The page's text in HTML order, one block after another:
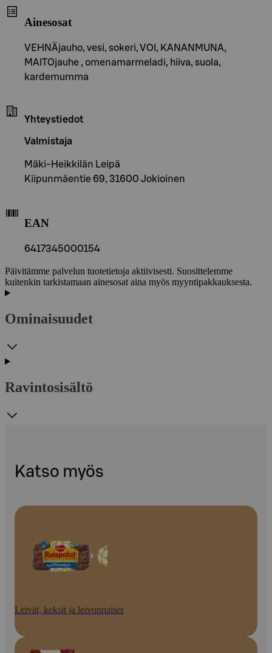
Ainesosat
VEHNÄjauho, vesi, sokeri, VOI, KANANMUNA,
MAITOjauhe , omenamarmeladi, hiiva, suola,
kardemumma
Yhteystiedot
Valmistaja
Mäki-Heikkilän Leipä
Kiipunmäentie 69, 31600 Jokioinen
EAN
6417345000154
Päivitämme palvelun tuotetietoja aktiivisesti. Suosittelemme
kuitenkin tarkistamaan ainesosat aina myös myyntipakkauksesta.
Ominaisuudet
Ravintosisältö
Katso myös
Leivät, keksit ja leivonnaiset